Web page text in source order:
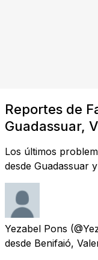
Reportes de
Guadassuar,
Los últimos
desde Guadassuar
Yezabel Pons
desde Benifaió,